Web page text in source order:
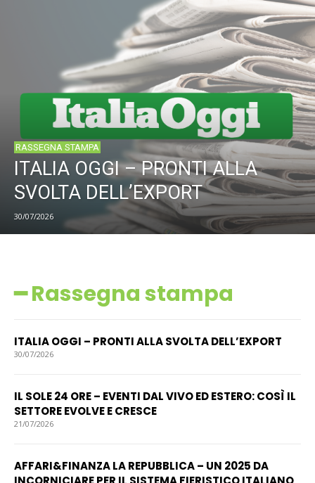
RASSEGNA STAMPA
ITALIA OGGI – PRONTI ALLA
SVOLTA DELL’EXPORT
30/07/2026
━ Rassegna stampa
ITALIA OGGI – PRONTI ALLA SVOLTA DELL’EXPORT
30/07/2026
IL SOLE 24 ORE – EVENTI DAL VIVO ED ESTERO: COSÌ IL
SETTORE EVOLVE E CRESCE
21/07/2026
AFFARI&FINANZA LA REPUBBLICA – UN 2025 DA